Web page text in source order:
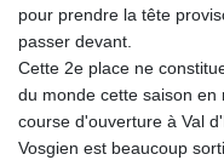
pour prendre la tête
passer devant.
Cette 2e place ne
du monde cette saison
course d'ouverture à Val
Vosgien est beaucoup